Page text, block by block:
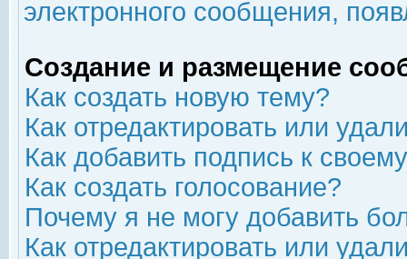
электронного сообщения,
Создание и размещение
Как создать новую тему?
Как отредактировать или
Как добавить подпись к
Как создать голосование?
Почему я не могу добавить
Как отредактировать или